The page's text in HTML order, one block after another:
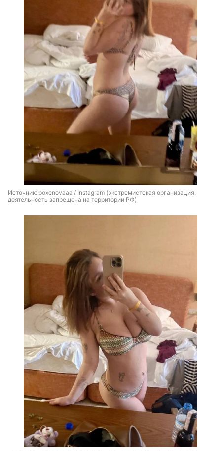
Источник: poxenovaaa / Instagram (экстремистская организация,
деятельность запрещена на территории РФ)